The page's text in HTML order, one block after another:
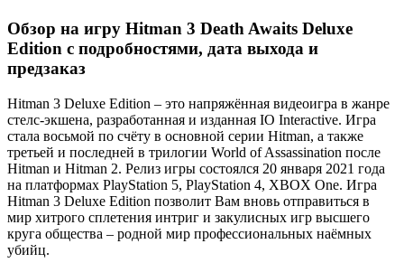
Обзор на игру Hitman 3 Death Awaits Deluxe
Edition с подробностями, дата выхода и
предзаказ
Hitman 3 Deluxe Edition – это напряжённая видеоигра в жанре
стелс-экшена, разработанная и изданная IO Interactive. Игра
стала восьмой по счёту в основной серии Hitman, а также
третьей и последней в трилогии World of Assassination после
Hitman и Hitman 2. Релиз игры состоялся 20 января 2021 года
на платформах PlayStation 5, PlayStation 4, XBOX One. Игра
Hitman 3 Deluxe Edition позволит Вам вновь отправиться в
мир хитрого сплетения интриг и закулисных игр высшего
круга общества – родной мир профессиональных наёмных
убийц.